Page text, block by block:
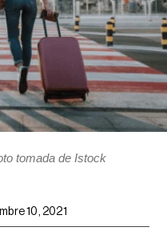
tomada de Istock
10, 2021